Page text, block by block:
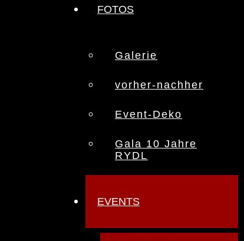
FOTOS
Galerie
vorher-nachher
Event-Deko
Gala 10 Jahre
RYDL
EVENTS